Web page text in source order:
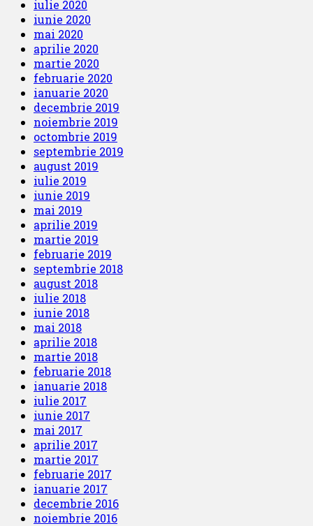
iulie 2020
iunie 2020
mai 2020
aprilie 2020
martie 2020
februarie 2020
ianuarie 2020
decembrie 2019
noiembrie 2019
octombrie 2019
septembrie 2019
august 2019
iulie 2019
iunie 2019
mai 2019
aprilie 2019
martie 2019
februarie 2019
septembrie 2018
august 2018
iulie 2018
iunie 2018
mai 2018
aprilie 2018
martie 2018
februarie 2018
ianuarie 2018
iulie 2017
iunie 2017
mai 2017
aprilie 2017
martie 2017
februarie 2017
ianuarie 2017
decembrie 2016
noiembrie 2016